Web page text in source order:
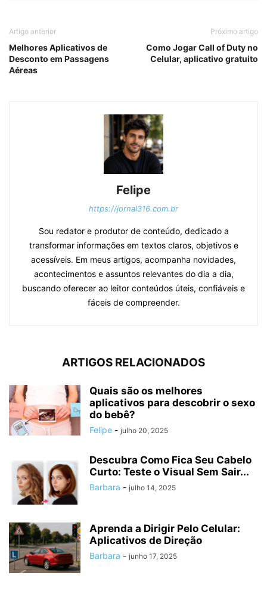
Artigo anterior
Melhores Aplicativos de
Desconto em Passagens
Aéreas
Próximo artigo
Como Jogar Call of Duty no
Celular, aplicativo gratuito
Felipe
https://jornal316.com.br
Sou redator e produtor de conteúdo, dedicado a
transformar informações em textos claros, objetivos e
acessíveis. Em meus artigos, acompanha novidades,
acontecimentos e assuntos relevantes do dia a dia,
buscando oferecer ao leitor conteúdos úteis, confiáveis e
fáceis de compreender.
ARTIGOS RELACIONADOS
Quais são os melhores
aplicativos para descobrir o sexo
do bebê?
Felipe - julho 20, 2025
Descubra Como Fica Seu Cabelo
Curto: Teste o Visual Sem Sair...
Barbara - julho 14, 2025
Aprenda a Dirigir Pelo Celular:
Aplicativos de Direção
Barbara - junho 17, 2025